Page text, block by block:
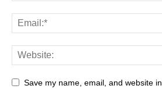
Save my name, email, and website